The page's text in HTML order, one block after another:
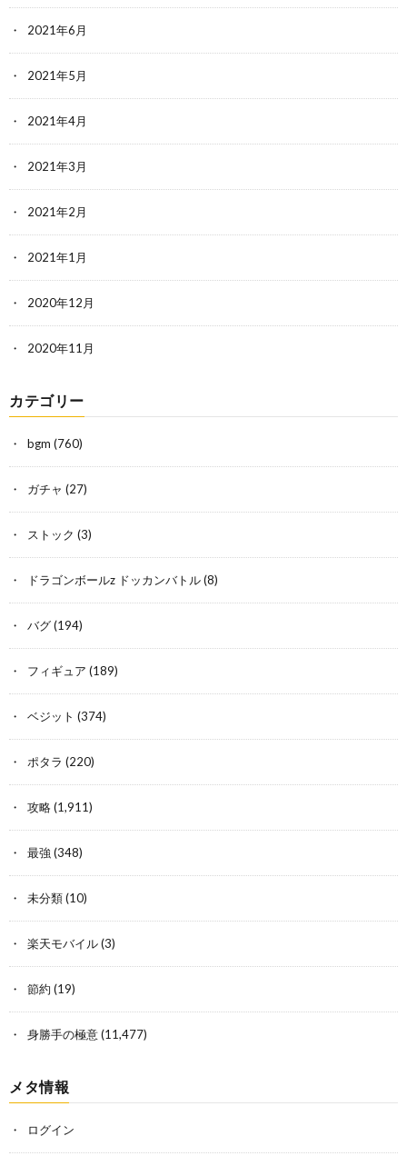
2021年6月
2021年5月
2021年4月
2021年3月
2021年2月
2021年1月
2020年12月
2020年11月
カテゴリー
bgm (760)
ガチャ (27)
ストック (3)
ドラゴンボールz ドッカンバトル(8)
バグ(194)
フィギュア (189)
ベジット (374)
ポタラ (220)
攻略(1,911)
最強 (348)
未分類(10)
楽天モバイル(3)
節約 (19)
身勝手の極意(11,477)
メタ情報
ログイン